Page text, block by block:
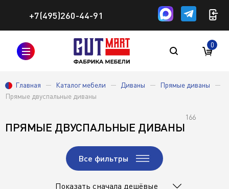
+7(495)260-44-91
0
Главная Каталог мебели Диваны
Прямые диваны
Прямые двуспальные диваны
ПРЯМЫЕ ДВУСПАЛЬНЫЕ ДИВАНЫ
166
Все фильтры
Показать сначала дешёвые